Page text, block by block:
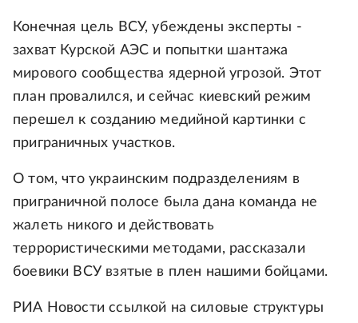
Конечная цель ВСУ, убеждены эксперты -
захват Курской АЭС и попытки шантажа
мирового сообщества ядерной угрозой. Этот
план провалился, и сейчас киевский режим
перешел к созданию медийной картинки с
приграничных участков.
О том, что украинским подразделениям в
приграничной полосе была дана команда не
жалеть никого и действовать
террористическими методами, рассказали
боевики ВСУ взятые в плен нашими бойцами.
РИА Новости ссылкой на силовые структуры